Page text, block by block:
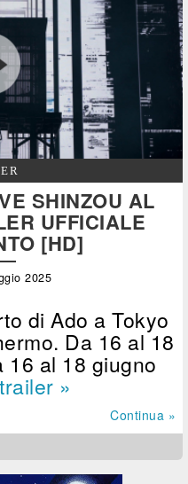
SHINZOU AL
UFFICIALE
[HD]
2025
di Ado a Tokyo
Da 16 al 18
16 al 18 giugno
»
Continua »